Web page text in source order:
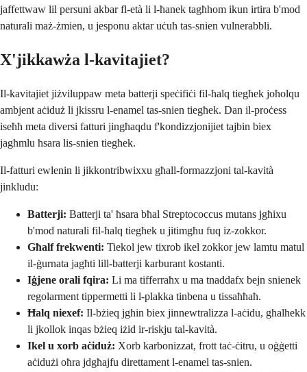
jaffettwaw lil persuni akbar fl-età li l-ħanek tagħhom ikun irtira b'mod
naturali maż-żmien, u jesponu aktar uċuħ tas-snien vulnerabbli.
X'jikkawża l-kavitajiet?
Il-kavitajiet jiżviluppaw meta batterji speċifiċi fil-ħalq tiegħek joħolqu
ambjent aċiduż li jkissru l-enamel tas-snien tiegħek. Dan il-proċess
iseħħ meta diversi fatturi jingħaqdu f'kondizzjonijiet tajbin biex
jagħmlu ħsara lis-snien tiegħek.
Il-fatturi ewlenin li jikkontribwixxu għall-formazzjoni tal-kavità
jinkludu:
Batterji: Batterji ta' ħsara bħal Streptococcus mutans jgħixu
b'mod naturali fil-ħalq tiegħek u jitimgħu fuq iz-zokkor.
Għalf frekwenti: Tiekol jew tixrob ikel zokkor jew lamtu matul
il-ġurnata jagħti lill-batterji karburant kostanti.
Iġjene orali fqira: Li ma tifferraħx u ma tnaddafx bejn snienek
regolarment tippermetti li l-plakka tinbena u tissaħħaħ.
Ħalq niexef: Il-bżieq jgħin biex jinnewtralizza l-aċidu, għalhekk
li jkollok inqas bżieq iżid ir-riskju tal-kavità.
Ikel u xorb aċiduż: Xorb karbonizzat, frott taċ-ċitru, u oġġetti
aċidużi oħra jdgħajfu direttament l-enamel tas-snien.